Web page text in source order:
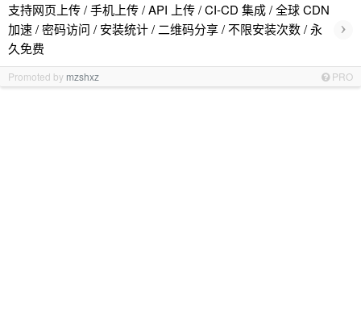
支持网页上传 / 手机上传 / API 上传 / CI-CD 集成 / 全球 CDN
加速 / 密码访问 / 安装统计 / 二维码分享 / 不限安装次数 / 永
久免费
›
Promoted by mzshxz PRO